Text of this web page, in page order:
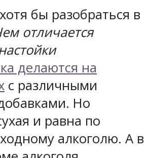
бы разобраться в
отличается
делаются на
с различными
Но
и равна по
алкоголю. А в